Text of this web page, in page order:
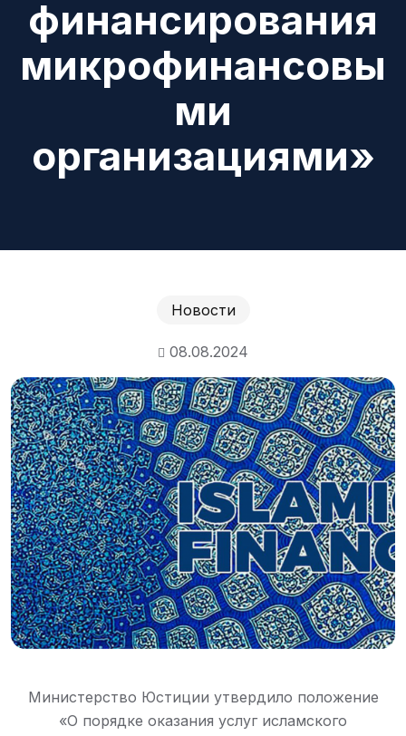
финансирования
микрофинансовы
ми
организациями»
Новости
08.08.2024
Министерство Юстиции утвердило положение
«О порядке оказания услуг исламского